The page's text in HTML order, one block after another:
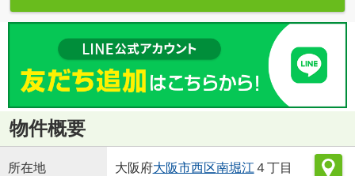
物件概要
所在地 大阪府大阪市西区南堀江 ４丁目